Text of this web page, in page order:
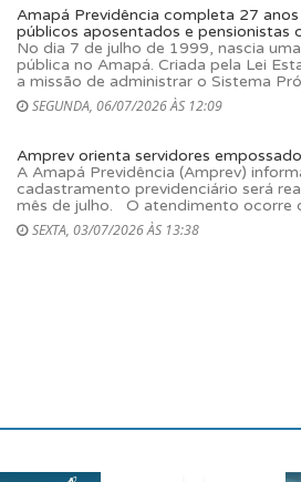
Amapá Previdência completa 27
públicos aposentados e pensionistas
No dia 7 de julho de 1999, nascia
pública no Amapá. Criada pela Lei
a missão de administrar o Sistema
SEGUNDA, 06/07/2026 ÀS 12:09
Amprev orienta servidores
A Amapá Previdência (Amprev)
cadastramento previdenciário será
mês de julho. O atendimento ocorre
SEXTA, 03/07/2026 ÀS 13:38